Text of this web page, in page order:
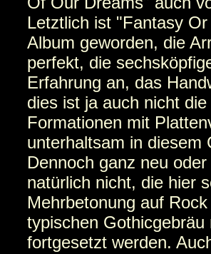
Letztlich ist "Fantasy
Album geworden, die
perfekt, die
Erfahrung an, das
dies ist ja auch nicht
Formationen mit
unterhaltsam in diesem
Dennoch ganz neu
natürlich nicht, die hier
Mehrbetonung auf
typischen
fortgesetzt werden.